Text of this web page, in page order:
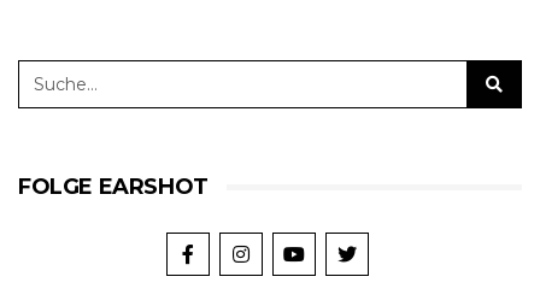
FOLGE EARSHOT